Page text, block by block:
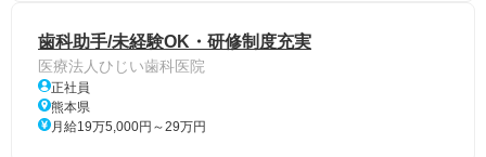
歯科助手/未経験OK・研修制度充実
医療法人ひじい歯科医院
正社員
熊本県
月給19万5,000円～29万円